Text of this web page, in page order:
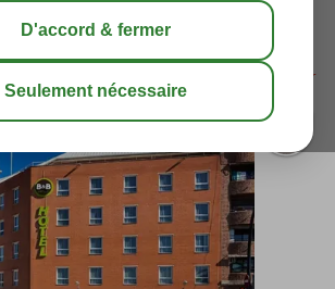
Ciudad de
sauver